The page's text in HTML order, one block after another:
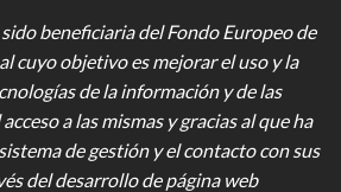
beneficiaria del Fondo Europeo de
cuyo objetivo es mejorar el uso y la
de la información y de las
a las mismas y gracias al que ha
de gestión y el contacto con sus
del desarrollo de página web